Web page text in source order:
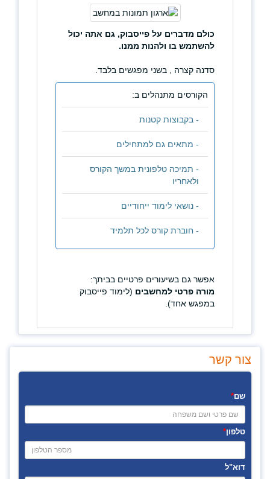
כולם מדברים על פייסבוק, גם אתה יכול
להשתמש בו ולהנות ממנו.
סדנה קצרה , בשני מפגשים בלבד.
הקורסים מתנהלים ב:
- בקבוצות קטנות
- מתאים גם למתחילים
- תמיכה טלפונית במשך הקורס
ולאחריו
- נושאי לימוד ייחודיים
- חוברת קורס לכל תלמיד
אפשר גם בשיעורים פרטיים בביתך:
מורה פרטי למחשבים(לימודפייסבוק
במפגש אחד).
צור קשר
שם*
טלפון*
דוא"ל